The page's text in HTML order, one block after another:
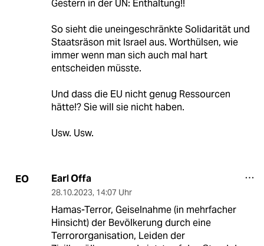
Gestern in der UN: Enthaltung!!
So sieht die uneingeschränkte Solidarität und
Staatsräson mit Israel aus. Worthülsen, wie
immer wenn man sich auch mal hart
entscheiden müsste.
Und dass die EU nicht genug Ressourcen
hätte!? Sie will sie nicht haben.
Usw. Usw.
EO Earl Offa
28.10.2023, 14:07 Uhr
Hamas-Terror, Geiselnahme (in mehrfacher
Hinsicht) der Bevölkerung durch eine
Terrororganisation, Leiden der